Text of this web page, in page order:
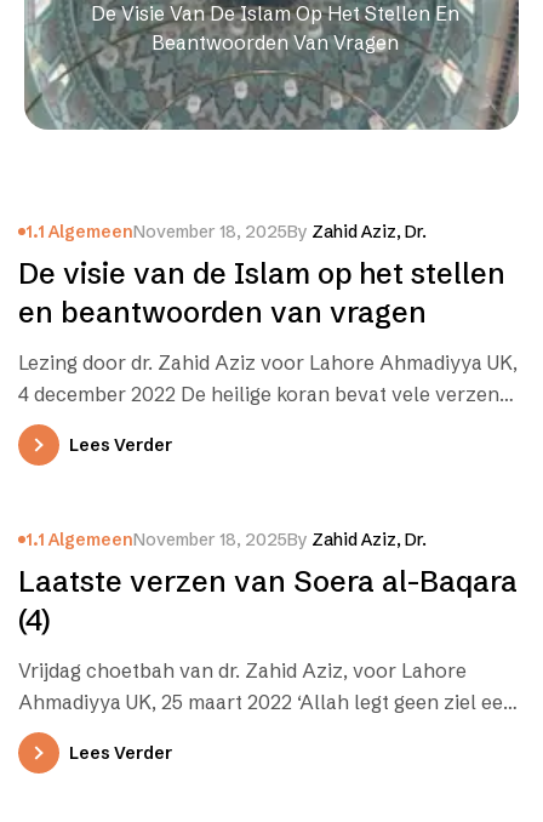
De Visie Van De Islam Op Het Stellen En
Beantwoorden Van Vragen
1.1 AlgemeenNovember 18, 2025By Zahid Aziz, Dr.
De visie van de Islam op het stellen
en beantwoorden van vragen
Lezing door dr. Zahid Aziz voor Lahore Ahmadiyya UK,
4 december 2022 De heilige koran bevat vele verzen
die beginnen…
Lees Verder
1.1 AlgemeenNovember 18, 2025By Zahid Aziz, Dr.
Laatste verzen van Soera al-Baqara
(4)
Vrijdag choetbah van dr. Zahid Aziz, voor Lahore
Ahmadiyya UK, 25 maart 2022 ‘Allah legt geen ziel een
last op…
Lees Verder